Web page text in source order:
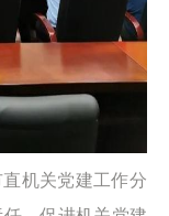
机关党建工作分